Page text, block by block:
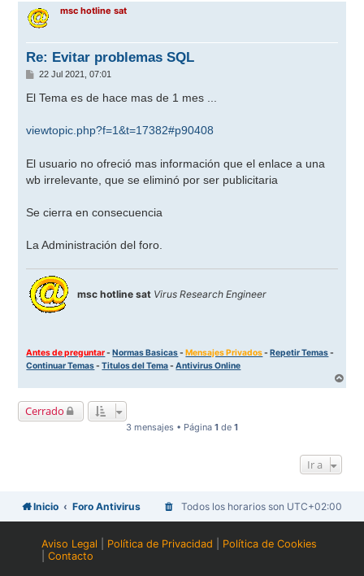
r
msc hotline sat
Re: Evitar problemas SQL
M
n
e
22 Jul 2021, 07:01
El Tema es de hace mas de 1 mes ...
viewtopic.php?f=1&t=17382#p90408
El usuario no ofreció mas información que el enlace a una
wb irrelevante, que se eliminó por ser publicitaria
Se cierra en consecuencia
La Administración del foro.
msc hotline sat Virus Research Engineer
Antes de preguntar-Normas Basicas-Mensajes Privados-Repetir Temas-
Continuar Temas-Titulos del Tema-Antivirus Online
r
Cerrado
3 mensajes • Página 1 de 1
Ir a
Inicio Foro Antivirus Todos los horarios son UTC+02:00
Aviso Legal Política de Privacidad
Política de Cookies
|Contacto